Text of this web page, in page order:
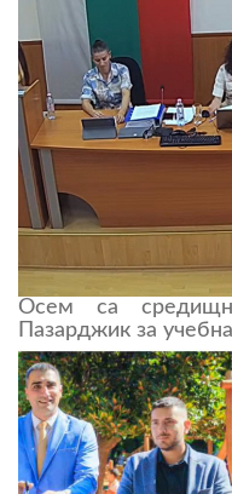
Осем са
Пазарджик за